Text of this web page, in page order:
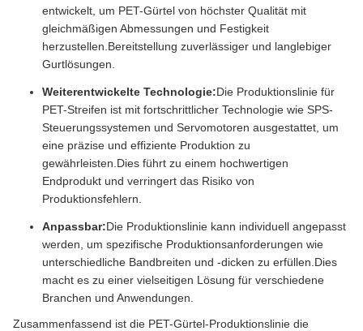
entwickelt, um PET-Gürtel von höchster Qualität mit
gleichmäßigen Abmessungen und Festigkeit
herzustellen.Bereitstellung zuverlässiger und langlebiger
Gurtlösungen.
Weiterentwickelte Technologie:Die Produktionslinie für
PET-Streifen ist mit fortschrittlicher Technologie wie SPS-
Steuerungssystemen und Servomotoren ausgestattet, um
eine präzise und effiziente Produktion zu
gewährleisten.Dies führt zu einem hochwertigen
Endprodukt und verringert das Risiko von
Produktionsfehlern.
Anpassbar:Die Produktionslinie kann individuell angepasst
werden, um spezifische Produktionsanforderungen wie
unterschiedliche Bandbreiten und -dicken zu erfüllen.Dies
macht es zu einer vielseitigen Lösung für verschiedene
Branchen und Anwendungen.
Zusammenfassend ist die PET-Gürtel-Produktionslinie die